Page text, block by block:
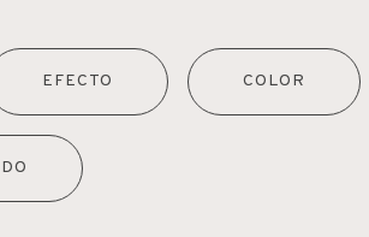
EFECTO COLOR